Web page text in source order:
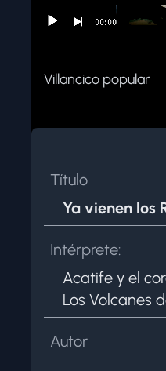
ESTILOS
NOSOTROS
CONTACTAR
Villancico popular
Título
Ya vienen los
Intérprete:
Acatife y el
Los Volcanes
Autor